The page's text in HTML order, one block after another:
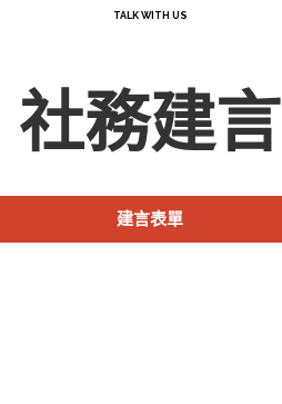
TALK WITH US
社務建言
建言表單